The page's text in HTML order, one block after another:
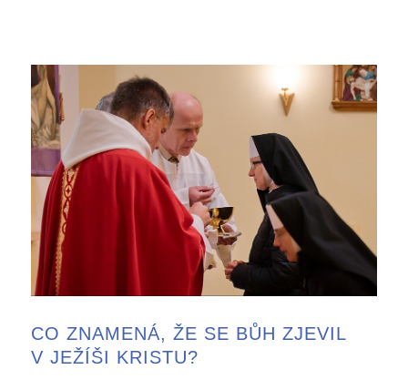
CO ZNAMENÁ, ŽE SE BŮH ZJEVIL
V JEŽÍŠI KRISTU?